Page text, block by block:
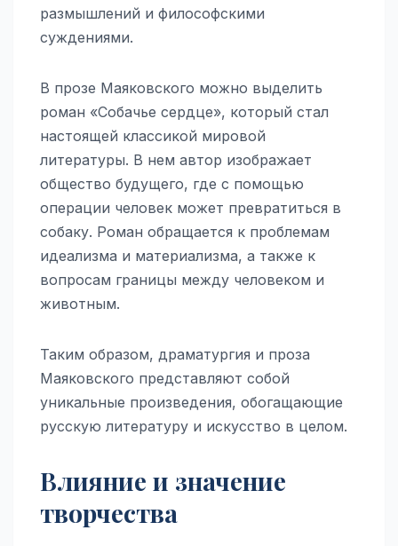
размышлений и философскими
суждениями.
В прозе Маяковского можно выделить
роман «Собачье сердце», который стал
настоящей классикой мировой
литературы. В нем автор изображает
общество будущего, где с помощью
операции человек может превратиться в
собаку. Роман обращается к проблемам
идеализма и материализма, а также к
вопросам границы между человеком и
животным.
Таким образом, драматургия и проза
Маяковского представляют собой
уникальные произведения, обогащающие
русскую литературу и искусство в целом.
Влияние и значение
творчества